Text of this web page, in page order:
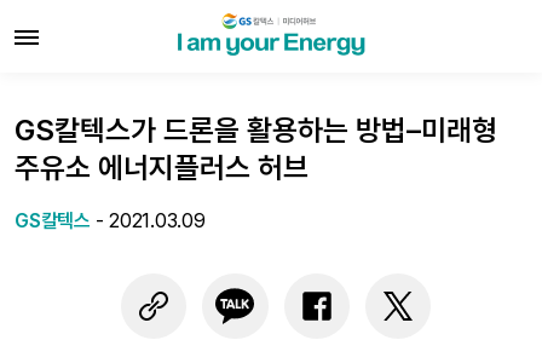
GS칼텍스가 드론을 활용하는 방법–미래형
주유소 에너지플러스 허브
GS칼텍스 - 2021.03.09